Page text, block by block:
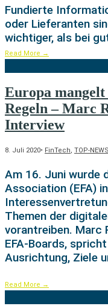
Fundierte
oder Lieferanten
wichtiger, als bei
Read More →
Europa
Regeln – Marc
Interview
8. Juli 2020• FinTech, TOP-NEWS
Am 16. Juni wurde
Association (EFA)
Themen der
vorantreiben. Marc
EFA-Boards,
Ausrichtung, Ziele
Read More →